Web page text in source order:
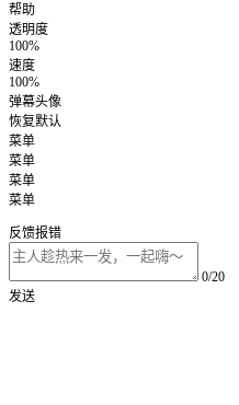
帮助
透明度
100%
速度
100%
弹幕头像
恢复默认
菜单
菜单
菜单
菜单
反馈报错
0/20
发送